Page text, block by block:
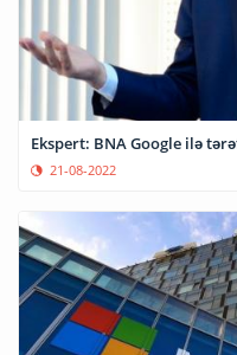
Ekspert: BNA Google ilə
21-08-2022